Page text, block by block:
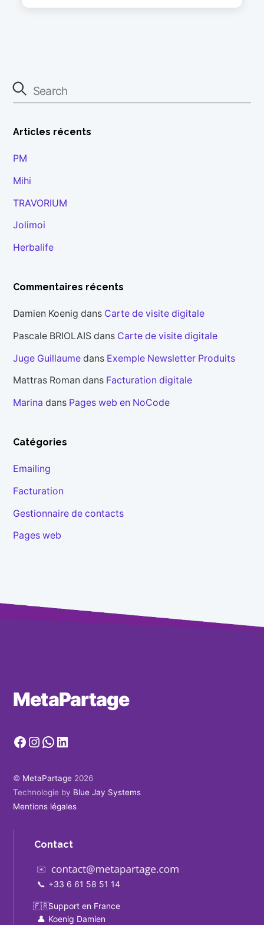
Articles récents
PM
Mihi
TRAVORIUM
Jolimoi
Herbalife
Commentaires récents
Damien Koenig dans Carte de visite digitale
Pascale BRIOLAIS dans Carte de visite digitale
Juge Guillaume dans Exemple Newsletter Produits
Mattras Roman dans Facturation digitale
Marina dans Pages web en NoCode
Catégories
Emailing
Facturation
Gestionnaire de contacts
Pages web
MetaPartage
Facebook
Instagram
WhatsApp
LinkedIn
© MetaPartage 2026
Technologie by Blue Jay Systems
Mentions légales
Contact
✉️
📞 +33 6 61 58 51 14
🇫🇷Support en France
👤 Koenig Damien